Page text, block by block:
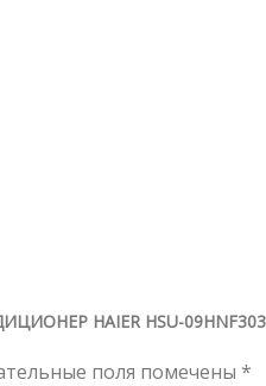
HAIER HSU-09HNF303/
поля помечены *